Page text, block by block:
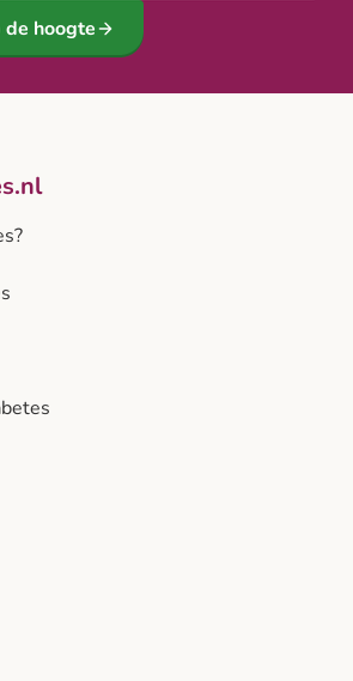
de hoogte